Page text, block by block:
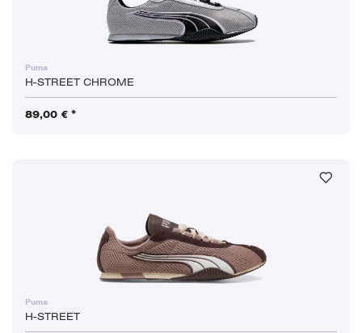
Puma
H-STREET CHROME
89,00 € *
Puma
H-STREET